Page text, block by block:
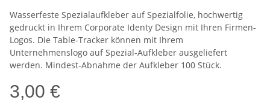
Wasserfeste Spezialaufkleber auf Spezialfolie, hochwertig
gedruckt in Ihrem Corporate Identy Design mit Ihren Firmen-
Logos. Die Table-Tracker können mit Ihrem
Unternehmenslogo auf Spezial-Aufkleber ausgeliefert
werden. Mindest-Abnahme der Aufkleber 100 Stück.
3,00 €